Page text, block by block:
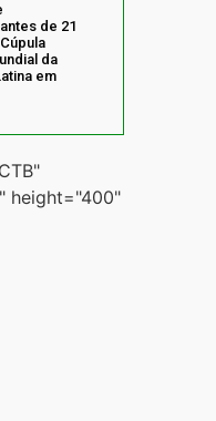
de 21
da
em
height="400"